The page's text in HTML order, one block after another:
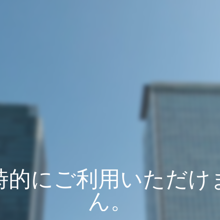
的にご利用いただけ
ん。